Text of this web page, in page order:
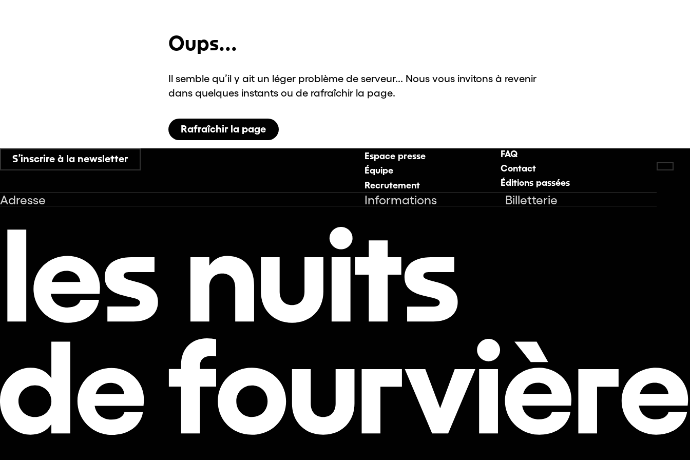
Oups...
Il semble qu’il y ait un léger problème de serveur... Nous vous invitons à revenir
dans quelques instants ou de rafraîchir la page.
Rafraîchir la page
S’inscrire à la newsletter
Espace presse
Équipe
Recrutement
FAQ
Contact
Éditions passées
Adresse Informations Billetterie